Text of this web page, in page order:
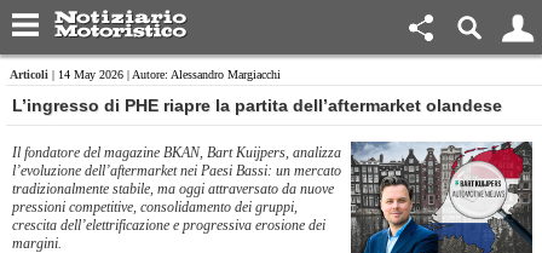
Articoli | 14 May 2026 | Autore: Alessandro Margiacchi
​L’ingresso di PHE riapre la partita dell’aftermarket olandese
Il fondatore del magazine BKAN, Bart Kuijpers, analizza
l’evoluzione dell’aftermarket nei Paesi Bassi: un mercato
tradizionalmente stabile, ma oggi attraversato da nuove
pressioni competitive, consolidamento dei gruppi,
crescita dell’elettrificazione e progressiva erosione dei
margini.